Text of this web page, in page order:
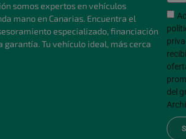
somos expertos en vehículos
mano en Canarias. Encuentra el
especializado, financiación
garantía. Tu vehículo ideal, más cerca
del